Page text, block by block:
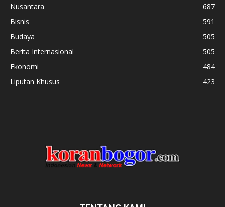
Nusantara
687
Bisnis
591
Budaya
505
Berita Internasional
505
Ekonomi
484
Liputan Khusus
423